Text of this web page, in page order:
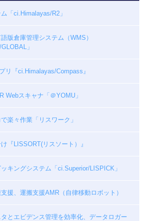
「ci.Himalayas/R2」
版倉庫管理システム（WMS）
」
リ『ci.Himalayas/Compass』
Webスキャナ「＠YOMU」
楽々作業「リスワーク」
『LISSORT(リスソート）』
キングシステム「ci.Superior/LISPICK」
援、運搬支援AMR（自律移動ロボット）
とエビデンス管理を効率化、データロガー